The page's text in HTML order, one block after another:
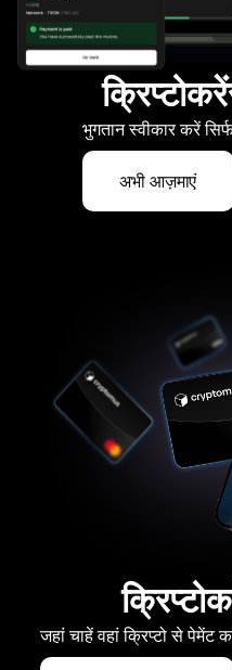
भुगतान स्वीकार करें
अभी आज़माएं
जहां चाहें वहां क्रिप्टो से पेमेंट